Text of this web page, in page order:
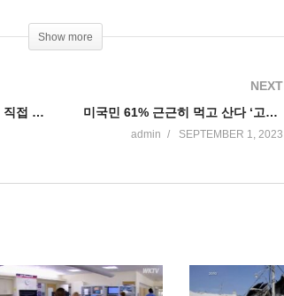
Show more
트럼프 9월 6일 조지아 법정 직접 출두 없이 서면으로 무죄주장 ‘생중계 무산’
NEXT
미국민 61% 근근히 먹고 산다 ‘고물가, 고금리 고통 여전’
admin SEPTEMBER 1, 2023